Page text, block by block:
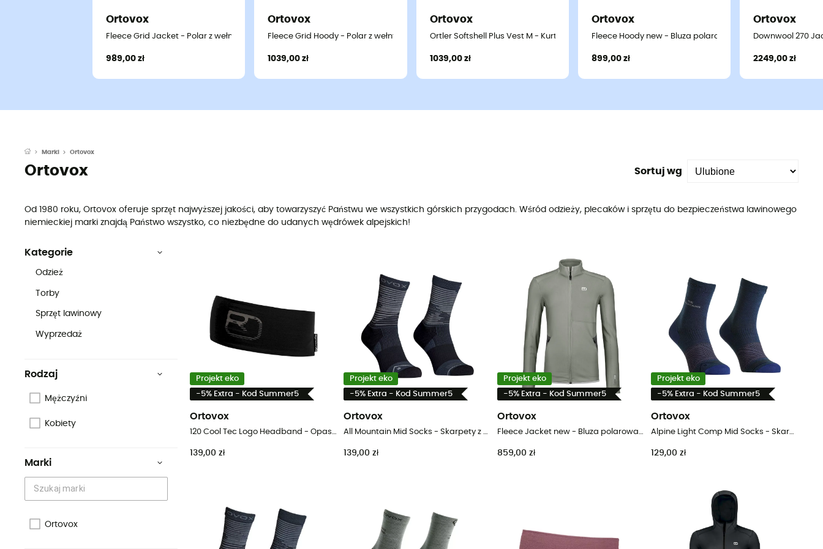
Ortovox
Fleece Grid Jacket - Polar z wełny Merino® damski
989,00 zł
Ortovox
Fleece Grid Hoody - Polar z wełny Merino® damski
1039,00 zł
Ortovox
Ortler Softshell Plus Vest M - Kurtka softshell meska
1039,00 zł
Ortovox
Fleece Hoody new - Bluza polarowa damska
899,00 zł
Ortovox
Downwool 270
2249,00 zł
Marki Ortovox
Ortovox Sortuj wg
Od 1980 roku, Ortovox oferuje sprzęt najwyższej jakości, aby towarzyszyć Państwu we wszystkich górskich przygodach. Wśród odzieży, plecaków i sprzętu do bezpieczeństwa lawinowego
niemieckiej marki znajdą Państwo wszystko, co niezbędne do udanych wędrówek alpejskich!
Kategorie
Odzież
Torby
Sprzęt lawinowy
Wyprzedaż
Rodzaj
Mężczyźni
Kobiety
Marki
Ortovox
Projekt eko
-5% Extra - Kod Summer5
Ortovox
120 Cool Tec Logo Headband - Opaska merynos
139,00 zł
Projekt eko
-5% Extra - Kod Summer5
Ortovox
All Mountain Mid Socks - Skarpety z wełny Merino® męskie
139,00 zł
Projekt eko
-5% Extra - Kod Summer5
Ortovox
Fleece Jacket new - Bluza polarowa damska
859,00 zł
Projekt eko
-5% Extra - Kod Summer5
Ortovox
Alpine Light Comp Mid Socks - Skarpety z wełny Merino® męskie
129,00 zł